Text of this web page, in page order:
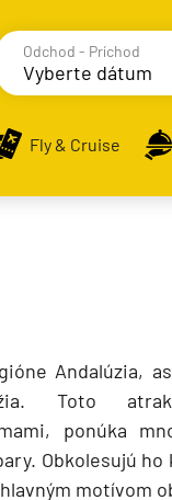
Odchod - Príchod
Fly & Cruise
Andalúzia,
Toto
ponúka
Obkolesujú
motívom